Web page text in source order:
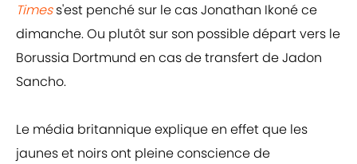
Timess'est penché sur le cas Jonathan Ikoné ce
dimanche. Ou plutôt sur son possible départ vers le
Borussia Dortmund en cas de transfert de Jadon
Sancho.
Le média britannique explique en effet que les
jaunes et noirs ont pleine conscience de